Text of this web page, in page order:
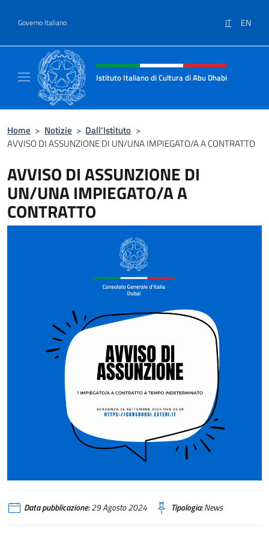
Governo Italiano IT EN
Intestazione sito, social e menù
Istituto Italiano di Cultura di Abu Dhabi
Home > Notizie > Dall’Istituto >
AVVISO DI ASSUNZIONE DI UN/UNA IMPIEGATO/A A CONTRATTO
AVVISO DI ASSUNZIONE DI
UN/UNA IMPIEGATO/A A
CONTRATTO
Data pubblicazione:29 Agosto 2024 Tipologia:News